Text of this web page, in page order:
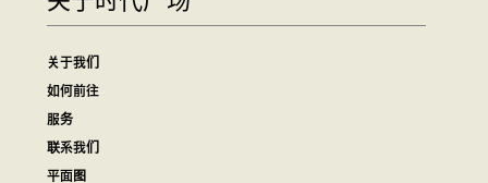
关于我们
如何前往
服务
联系我们
平面图